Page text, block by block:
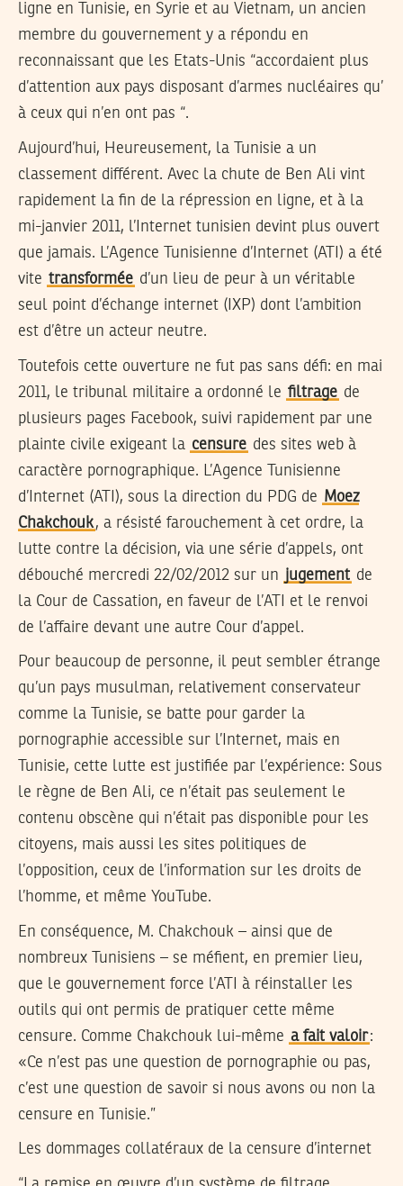
ligne en Tunisie, en Syrie et au Vietnam, un ancien
membre du gouvernement y a répondu en
reconnaissant que les Etats-Unis “accordaient plus
d’attention aux pays disposant d’armes nucléaires qu’
à ceux qui n’en ont pas “.
Aujourd’hui, Heureusement, la Tunisie a un
classement différent. Avec la chute de Ben Ali vint
rapidement la fin de la répression en ligne, et à la
mi-janvier 2011, l’Internet tunisien devint plus ouvert
que jamais. L’Agence Tunisienne d’Internet (ATI) a été
vite transformée d’un lieu de peur à un véritable
seul point d’échange internet (IXP) dont l’ambition
est d’être un acteur neutre.
Toutefois cette ouverture ne fut pas sans défi: en mai
2011, le tribunal militaire a ordonné le filtrage de
plusieurs pages Facebook, suivi rapidement par une
plainte civile exigeant la censure des sites web à
caractère pornographique. L’Agence Tunisienne
d’Internet (ATI), sous la direction du PDG de Moez
Chakchouk, a résisté farouchement à cet ordre, la
lutte contre la décision, via une série d’appels, ont
débouché mercredi 22/02/2012 sur un jugement de
la Cour de Cassation, en faveur de l’ATI et le renvoi
de l’affaire devant une autre Cour d’appel.
Pour beaucoup de personne, il peut sembler étrange
qu’un pays musulman, relativement conservateur
comme la Tunisie, se batte pour garder la
pornographie accessible sur l’Internet, mais en
Tunisie, cette lutte est justifiée par l’expérience: Sous
le règne de Ben Ali, ce n’était pas seulement le
contenu obscène qui n’était pas disponible pour les
citoyens, mais aussi les sites politiques de
l’opposition, ceux de l’information sur les droits de
l’homme, et même YouTube.
En conséquence, M. Chakchouk – ainsi que de
nombreux Tunisiens – se méfient, en premier lieu,
que le gouvernement force l’ATI à réinstaller les
outils qui ont permis de pratiquer cette même
censure. Comme Chakchouk lui-même a fait valoir:
«Ce n’est pas une question de pornographie ou pas,
c’est une question de savoir si nous avons ou non la
censure en Tunisie.”
Les dommages collatéraux de la censure d’internet